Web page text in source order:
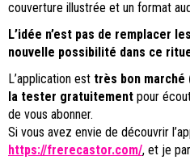
couverture illustrée et un format
L’idée n’est pas de remplacer
nouvelle possibilité dans ce
L’application est très bon marché
la tester gratuitement pour
de vous abonner.
Si vous avez envie de découvrir
https://frerecastor.com/, et je